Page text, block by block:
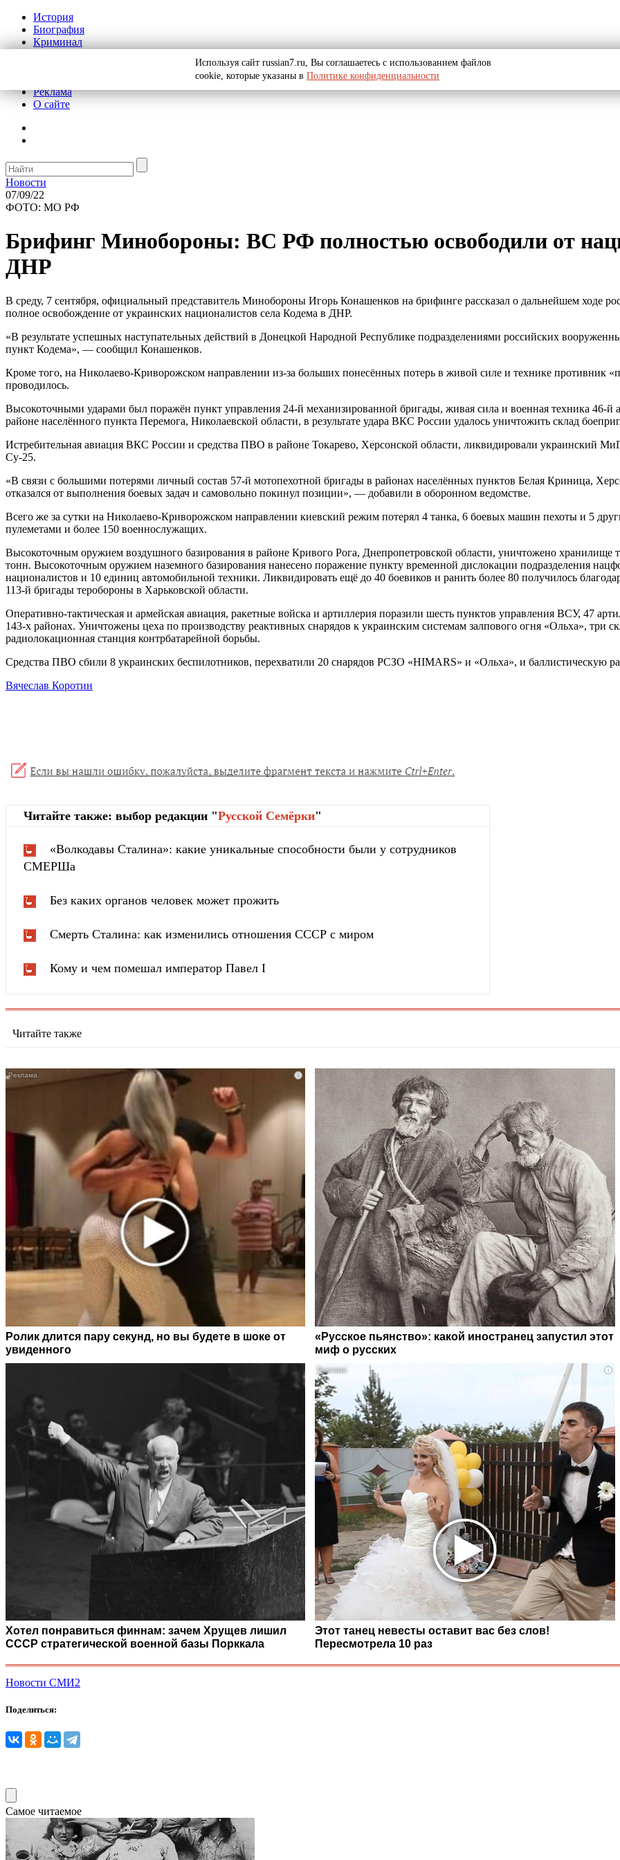
История
Биография
Криминал
Реклама
О сайте
Новости
07/09/22
ФОТО: МО РФ
Брифинг Минобороны: ВС РФ полностью освободили от
ДНР
В среду, 7 сентября, официальный представитель Минобороны Игорь Конашенков на брифинге рассказал о дальнейшем ходе
полное освобождение от украинских националистов села Кодема в ДНР.
«В результате успешных наступательных действий в Донецкой Народной Республике подразделениями российских
пункт Кодема», — сообщил Конашенков.
Кроме того, на Николаево-Криворожском направлении из-за больших понесённых потерь в живой силе и технике противник
проводилось.
Высокоточными ударами был поражён пункт управления 24-й механизированной бригады, живая сила и военная техника 46-
районе населённого пункта Перемога, Николаевской области, в результате удара ВКС России удалось уничтожить склад
Истребительная авиация ВКС России и средства ПВО в районе Токарево, Херсонской области, ликвидировали украинский
Су-25.
«В связи с большими потерями личный состав 57-й мотопехотной бригады в районах населённых пунктов Белая Криница,
отказался от выполнения боевых задач и самовольно покинул позиции», — добавили в оборонном ведомстве.
Всего же за сутки на Николаево-Криворожском направлении киевский режим потерял 4 танка, 6 боевых машин пехоты и 5
пулеметами и более 150 военнослужащих.
Высокоточным оружием воздушного базирования в районе Кривого Рога, Днепропетровской области, уничтожено
тонн. Высокоточным оружием наземного базирования нанесено поражение пункту временной дислокации подразделения
националистов и 10 единиц автомобильной техники. Ликвидировать ещё до 40 боевиков и ранить более 80 получилось
113-й бригады теробороны в Харьковской области.
Оперативно-тактическая и армейская авиация, ракетные войска и артиллерия поразили шесть пунктов управления ВСУ, 47
143-х районах. Уничтожены цеха по производству реактивных снарядов к украинским системам залпового огня «Ольха», три
радиолокационная станция контрбатарейной борьбы.
Средства ПВО сбили 8 украинских беспилотников, перехватили 20 снарядов РСЗО «HIMARS» и «Ольха», и баллистическую
Вячеслав Коротин
Читайте также: выбор редакции "Русской Cемёрки"
«Волкодавы Сталина»: какие уникальные способности были у сотрудников
СМЕРШа
Без каких органов человек может прожить
Смерть Сталина: как изменились отношения СССР с миром
Кому и чем помешал император Павел I
Читайте также
i
Ролик длится пару секунд, но вы будете в шоке от
увиденного
«Русское пьянство»: какой иностранец запустил этот
миф о русских
Хотел понравиться финнам: зачем Хрущев лишил
СССР стратегической военной базы Порккала
i
Этот танец невесты оставит вас без слов!
Пересмотрела 10 раз
Новости СМИ2
Поделиться:
Самое читаемое
Используя сайт russian7.ru, Вы соглашаетесь с использованием файлов
cookie, которые указаны в Политике конфиденциальности